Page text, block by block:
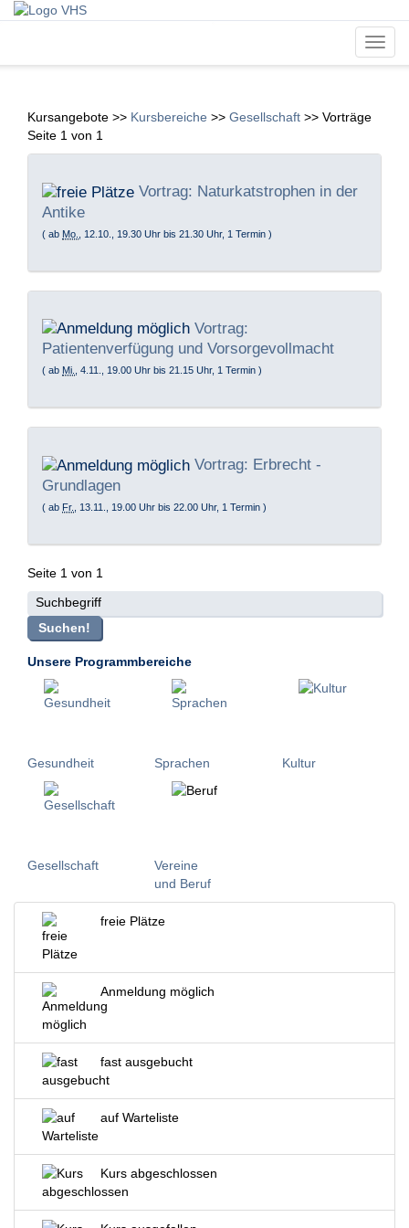
Kursangebote >> Kursbereiche >> Gesellschaft >> Vorträge
Seite 1 von 1
Vortrag: Naturkatstrophen in der
Antike
( ab Mo. , 12.10., 19.30 Uhr bis 21.30 Uhr, 1 Termin )
Vortrag:
Patientenverfügung und Vorsorgevollmacht
( ab Mi. , 4.11., 19.00 Uhr bis 21.15 Uhr, 1 Termin )
Vortrag: Erbrecht -
Grundlagen
( ab Fr. , 13.11., 19.00 Uhr bis 22.00 Uhr, 1 Termin )
Seite 1 von 1
Suchbegriff
Suchen!
Unsere Programmbereiche
Gesundheit
Gesellschaft
Sprachen
Vereine
und Beruf
Kultur
freie Plätze
Anmeldung möglich
fast ausgebucht
auf Warteliste
Kurs abgeschlossen